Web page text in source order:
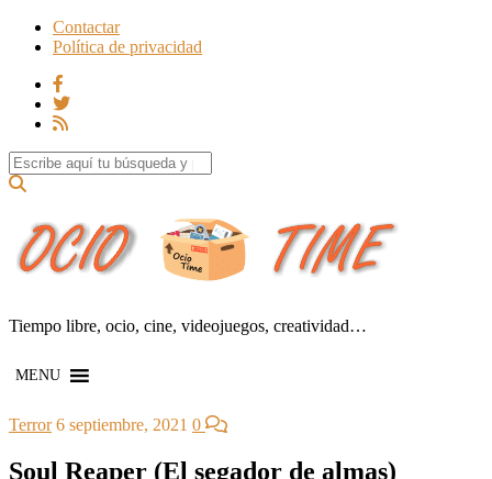
Contactar
Política de privacidad
Search for:
Tiempo libre, ocio, cine, videojuegos, creatividad…
MENU
Terror 6 septiembre, 2021 0
Soul Reaper (El segador de almas)